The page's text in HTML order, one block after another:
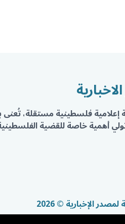
إعلامية فلسطينية مستقلة،
أهمية خاصة للقضية
الإخبارية © 2026